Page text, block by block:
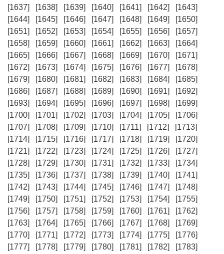
[1637]
[1638] [1639] [1640] [1641] [1642]
[1643]
[1644]
[1645] [1646] [1647] [1648] [1649]
[1650]
[1651]
[1652] [1653] [1654] [1655] [1656]
[1657]
[1658]
[1659] [1660] [1661] [1662] [1663]
[1664]
[1665]
[1666] [1667] [1668] [1669] [1670]
[1671]
[1672]
[1673] [1674] [1675] [1676] [1677]
[1678]
[1679]
[1680] [1681] [1682] [1683] [1684]
[1685]
[1686]
[1687] [1688] [1689] [1690] [1691]
[1692]
[1693]
[1694] [1695] [1696] [1697] [1698]
[1699]
[1700]
[1701] [1702] [1703] [1704] [1705]
[1706]
[1707]
[1708] [1709] [1710] [1711] [1712]
[1713]
[1714]
[1715] [1716] [1717] [1718] [1719]
[1720]
[1721]
[1722] [1723] [1724] [1725] [1726]
[1727]
[1728]
[1729] [1730] [1731] [1732] [1733]
[1734]
[1735]
[1736] [1737] [1738] [1739] [1740]
[1741]
[1742]
[1743] [1744] [1745] [1746] [1747]
[1748]
[1749]
[1750] [1751] [1752] [1753] [1754]
[1755]
[1756]
[1757] [1758] [1759] [1760] [1761]
[1762]
[1763]
[1764] [1765] [1766] [1767] [1768]
[1769]
[1770]
[1771] [1772] [1773] [1774] [1775]
[1776]
[1777]
[1778] [1779] [1780] [1781] [1782]
[1783]